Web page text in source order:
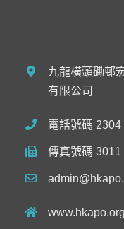
九龍橫頭磡邨
有限公司
電話號碼 2304
傳真號碼 3011